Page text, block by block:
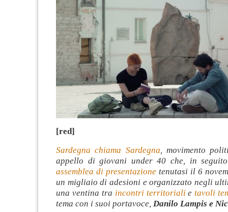
[red]
Sardegna chiama Sardegna, movimento
appello di giovani under 40 che, in
assemblea di presentazione tenutasi il 6
un migliaio di adesioni e organizzato negli
una ventina tra incontri territoriali e tavoli
tema con i suoi portavoce, Danilo Lampis e